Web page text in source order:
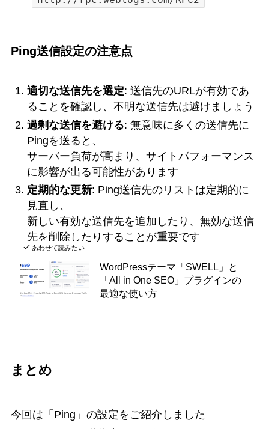
Ping送信設定の注意点
適切な送信先を選定: 送信先のURLが有効であ
ることを確認し、不明な送信先は避けましょう
過剰な送信を避ける: 無意味に多くの送信先に
Pingを送ると、
サーバー負荷が高まり、サイトパフォーマンス
に影響が出る可能性があります
定期的な更新: Ping送信先のリストは定期的に
見直し、
新しい有効な送信先を追加したり、無効な送信
先を削除したりすることが重要です
あわせて読みたい
WordPressテーマ「SWELL」と
「All in One SEO」プラグインの
最適な使い方
まとめ
今回は「Ping」の設定をご紹介しました